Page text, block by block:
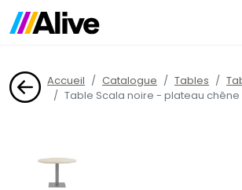
Accueil Catalogue Tables
Table Scala noire - plateau chêne